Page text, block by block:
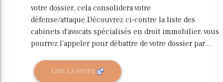
votre dossier, cela consolidera votre
défense/attaque.Découvrez ci-contre la liste des
cabinets d'avocats spécialisés en droit immobilier, vous
pourrez l'appeler pour débattre de votre dossier par...
LIRE LA SUITE